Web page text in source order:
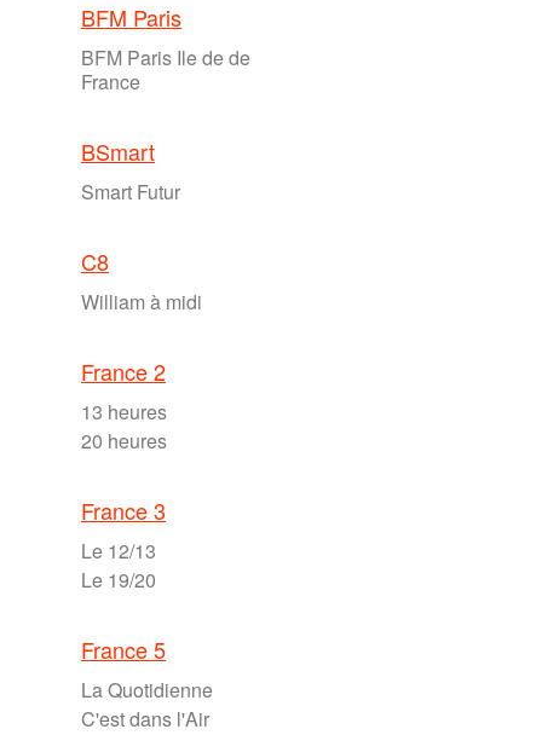
BFM Paris
BFM Paris Ile de de
France
BSmart
Smart Futur
C8
William à midi
France 2
13 heures
20 heures
France 3
Le 12/13
Le 19/20
France 5
La Quotidienne
C'est dans l'Air